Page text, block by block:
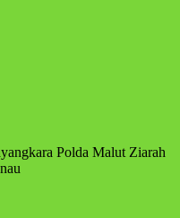
Polda Malut Ziarah